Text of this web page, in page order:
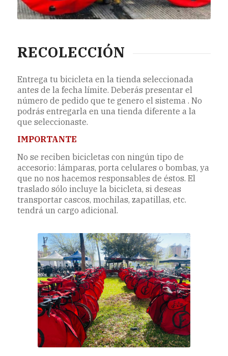
RECOLECCIÓN
Entrega tu bicicleta en la tienda seleccionada
antes de la fecha límite. Deberás presentar el
número de pedido que te genero el sistema . No
podrás entregarla en una tienda diferente a la
que seleccionaste.
IMPORTANTE
No se reciben bicicletas con ningún tipo de
accesorio: lámparas, porta celulares o bombas, ya
que no nos hacemos responsables de éstos. El
traslado sólo incluye la bicicleta, si deseas
transportar cascos, mochilas, zapatillas, etc.
tendrá un cargo adicional.